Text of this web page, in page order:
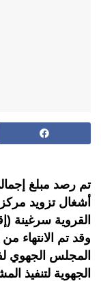
تم رصد مبلغ
أشغال تزويد
القروية سرغينة
وقد تم الانتهاء
المجلس الجهوي
الجهوية لتنفيذ